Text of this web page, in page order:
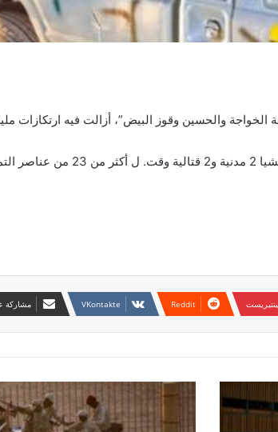
الخواجة والحسين وقوز البيض”، أزالت فيه ارتكازات
وبحسب موقع الطابية فإن قوات الجيش
مشاركة
إستسلام
مجموعة